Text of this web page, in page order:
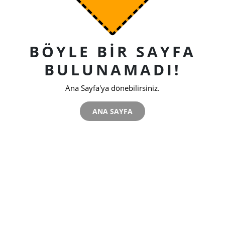
BÖYLE BIR SAYFA
BULUNAMADI!
Ana Sayfa'ya dönebilirsiniz.
ANA SAYFA